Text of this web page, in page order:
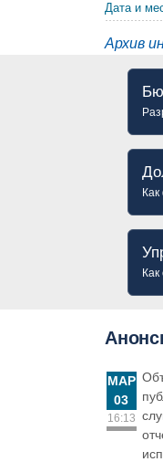
Дата и
Архив
МАР
03
16:13